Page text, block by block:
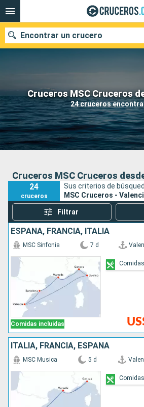
Cruceros MSC Cruceros
24 cruceros
Encontrar un crucero
Nuestros destinos
Fecha de salida
Puertos
Cruceros MSC Cruceros
24
cruceros
Sus criterios de
MSC Cruceros -
Filtrar
ESPAÑA, FRANCIA, ITALIA
Comidas incluidas
MSC Sinfonia 7 d
ITALIA, FRANCIA, ESPAÑA
MSC Musica 5 d